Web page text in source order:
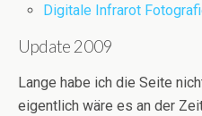
Digitale Infrarot
Update 2009
Lange habe ich die Seite
eigentlich wäre es an der